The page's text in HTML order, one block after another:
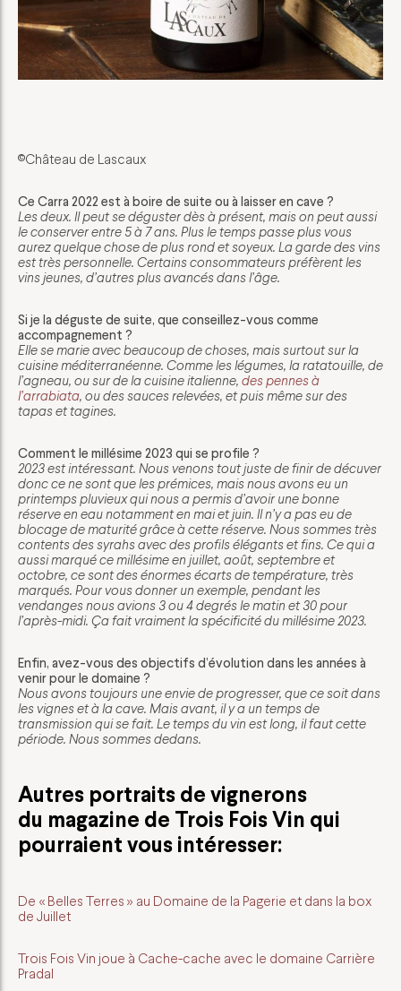
©Château de Lascaux
Ce Carra 2022 est à boire de suite ou à laisser en cave ?
Les deux. Il peut se déguster dès à présent, mais on peut aussi
le conserver entre 5 à 7 ans. Plus le temps passe plus vous
aurez quelque chose de plus rond et soyeux. La garde des vins
est très personnelle. Certains consommateurs préfèrent les
vins jeunes, d’autres plus avancés dans l’âge.
Si je la déguste de suite, que conseillez-vous comme
accompagnement ?
Elle se marie avec beaucoup de choses, mais surtout sur la
cuisine méditerranéenne. Comme les légumes, la ratatouille, de
l’agneau, ou sur de la cuisine italienne, des pennes à
l’arrabiata, ou des sauces relevées, et puis même sur des
tapas et tagines.
Comment le millésime 2023 qui se profile ?
2023 est intéressant. Nous venons tout juste de finir de décuver
donc ce ne sont que les prémices, mais nous avons eu un
printemps pluvieux qui nous a permis d’avoir une bonne
réserve en eau notamment en mai et juin. Il n’y a pas eu de
blocage de maturité grâce à cette réserve. Nous sommes très
contents des syrahs avec des profils élégants et fins. Ce qui a
aussi marqué ce millésime en juillet, août, septembre et
octobre, ce sont des énormes écarts de température, très
marqués. Pour vous donner un exemple, pendant les
vendanges nous avions 3 ou 4 degrés le matin et 30 pour
l’après-midi. Ça fait vraiment la spécificité du millésime 2023.
Enfin, avez-vous des objectifs d’évolution dans les années à
venir pour le domaine ?
Nous avons toujours une envie de progresser, que ce soit dans
les vignes et à la cave. Mais avant, il y a un temps de
transmission qui se fait. Le temps du vin est long, il faut cette
période. Nous sommes dedans.
Autres portraits de vignerons
du magazine de Trois Fois Vin qui
pourraient vous intéresser:
De « Belles Terres » au Domaine de la Pagerie et dans la box
de Juillet
Trois Fois Vin joue à Cache-cache avec le domaine Carrière
Pradal